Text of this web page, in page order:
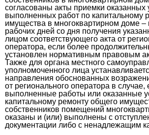
согласованы акты приемки оказанных
выполненных работ по капитальному
имущества в многоквартирном доме –
рабочих дней со дня получения
лицом соответствующего акта от
оператора, если более
установлен нормативным правовым
Также для органа местного
уполномоченного лица
направления обоснованных
от регионального оператора в случае,
выполненные работы или оказанные
капитальному ремонту общего
собственников помещений
оказаны и (или) выполнены с
документации либо с ненадлежащим